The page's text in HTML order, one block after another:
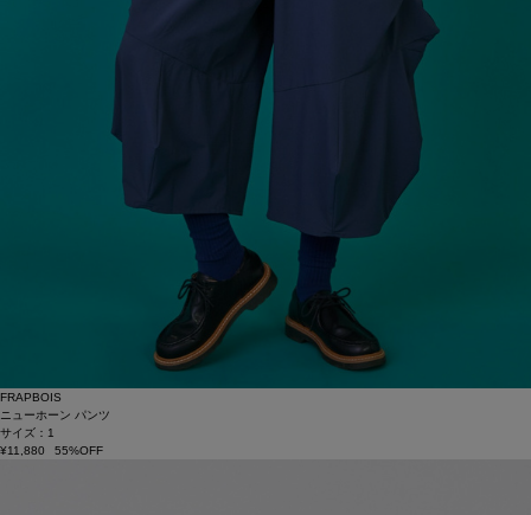
FRAPBOIS
ニューホーン パンツ
サイズ：1
¥11,880
55%OFF